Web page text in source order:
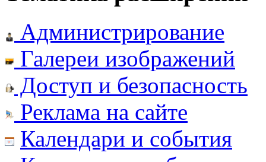
Администрирование
Галереи изображений
Доступ и безопасность
Реклама на сайте
Календари и события